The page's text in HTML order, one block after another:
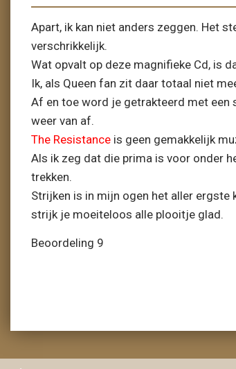
Apart, ik kan niet anders zeggen. Het
verschrikkelijk.
Wat opvalt op deze magnifieke Cd, is
Ik, als Queen fan zit daar totaal niet
Af en toe word je getrakteerd met een
weer van af.
The Resistance is geen gemakkelijk
Als ik zeg dat die prima is voor onder
trekken.
Strijken is in mijn ogen het aller ergste
strijk je moeiteloos alle plooitje glad.
Beoordeling 9